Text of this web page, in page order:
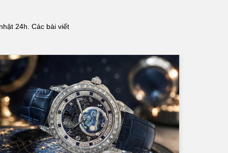
24h. Các bài viết